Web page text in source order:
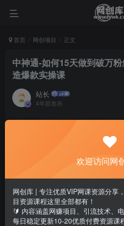
首页 网创项目 正文
中神通-如何15天做到破万
造爆款实操课
站长
4年前发布
中神通-如何15天做到破万粉丝
欢迎访问网
网创库 | 专注优质VIP网课资源分享
目资源课程这里全部都有！
🔰 内容涵盖网赚项目、引流技术、
每日稳定更新10-20优质付费资源课